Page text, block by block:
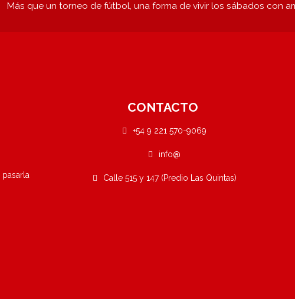
Más que un torneo de fútbol, una forma de vivir los sábados con
CONTACTO
+54 9 221 570-9069
info@
Calle 515 y 147 (Predio Las Quintas)